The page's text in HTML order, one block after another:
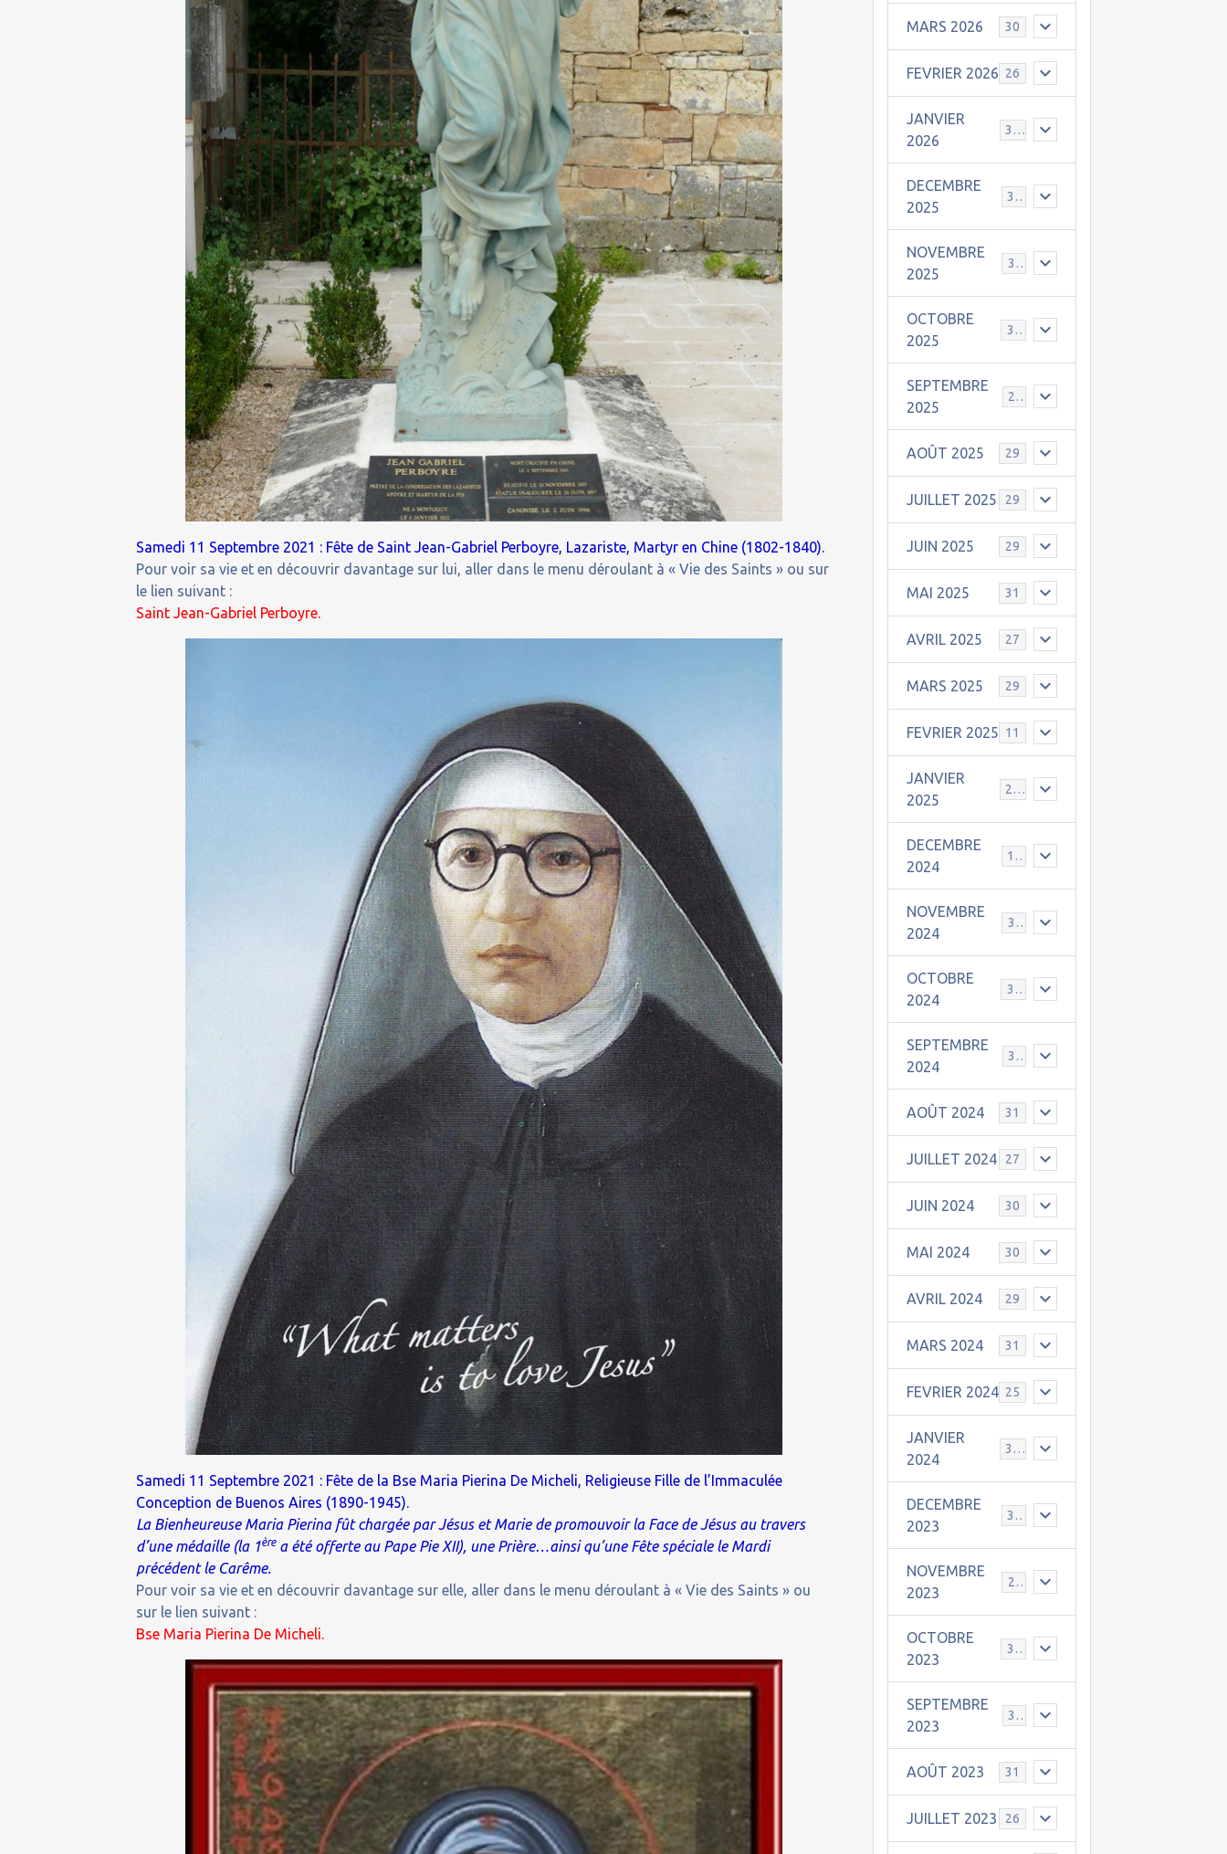
Samedi 11 Septembre 2021 : Fête de Saint Jean-Gabriel Perboyre, Lazariste, Martyr en Chine (1802-1840).
Pour voir sa vie et en découvrir davantage sur lui, aller dans le menu déroulant à « Vie des Saints » ou sur
le lien suivant :
Saint Jean-Gabriel Perboyre.
Samedi 11 Septembre 2021 : Fête de la Bse Maria Pierina De Micheli, Religieuse Fille de l’Immaculée
Conception de Buenos Aires (1890-1945).
La Bienheureuse Maria Pierina fût chargée par Jésus et Marie de promouvoir la Face de Jésus au travers
d’une médaille (la 1èrea été offerte au Pape Pie XII), une Prière…ainsi qu’une Fête spéciale le Mardi
précédent le Carême.
Pour voir sa vie et en découvrir davantage sur elle, aller dans le menu déroulant à « Vie des Saints » ou
sur le lien suivant :
Bse Maria Pierina De Micheli.
MARS 2026 30
FEVRIER 2026 26
JANVIER
2026
31
DECEMBRE
2025
30
NOVEMBRE
2025
30
OCTOBRE
2025
31
SEPTEMBRE
2025
25
AOÛT 2025 29
JUILLET 2025 29
JUIN 2025 29
MAI 2025 31
AVRIL 2025 27
MARS 2025 29
FEVRIER 2025 11
JANVIER
2025
25
DECEMBRE
2024
19
NOVEMBRE
2024
30
OCTOBRE
2024
31
SEPTEMBRE
2024
30
AOÛT 2024 31
JUILLET 2024 27
JUIN 2024 30
MAI 2024 30
AVRIL 2024 29
MARS 2024 31
FEVRIER 2024 25
JANVIER
2024
30
DECEMBRE
2023
31
NOVEMBRE
2023
24
OCTOBRE
2023
31
SEPTEMBRE
2023
30
AOÛT 2023 31
JUILLET 2023 26